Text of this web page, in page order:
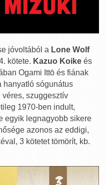
jóvoltából a Lone Wolf
kötete. Kazuo Koike és
Ogami Ittō és fiának
hanyatló sógunátus
véres, szuggesztív
1970-ben indult,
egyik legnagyobb sikere
azonos az eddigi,
3 kötetet tömörít, kb.